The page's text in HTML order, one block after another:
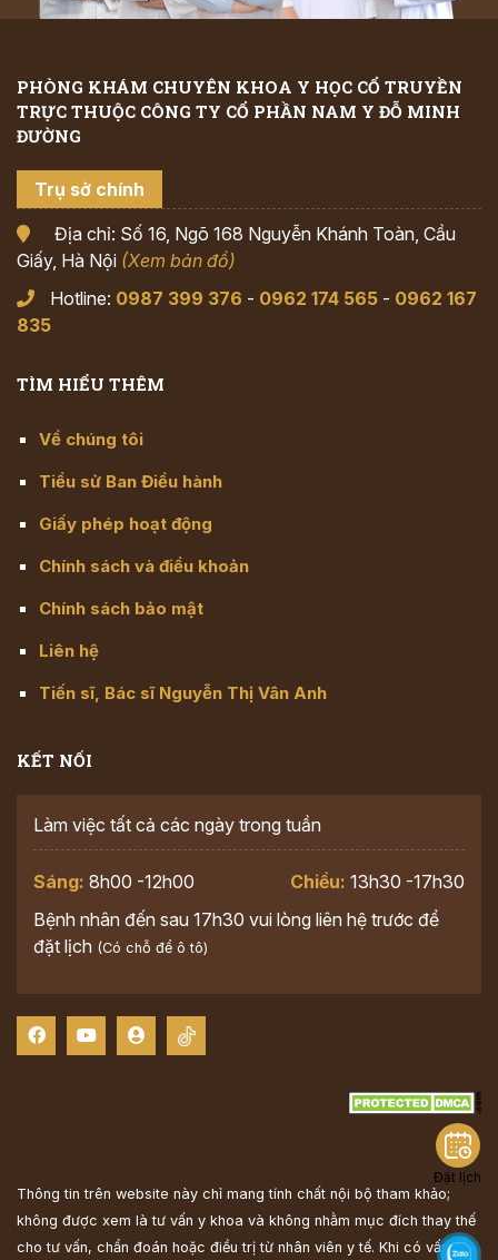
PHÒNG KHÁM CHUYÊN KHOA Y HỌC CỔ TRUYỀN
TRỰC THUỘC CÔNG TY CỔ PHẦN NAM Y ĐỖ MINH
ĐƯỜNG
Trụ sở chính
Địa chỉ: Số 16, Ngõ 168 Nguyễn Khánh Toàn, Cầu
Giấy, Hà Nội (Xem bản đồ)
Hotline: 0987 399 376 - 0962 174 565 - 0962 167
835
TÌM HIỂU THÊM
Về chúng tôi
Tiểu sử Ban Điều hành
Giấy phép hoạt động
Chính sách và điều khoản
Chính sách bảo mật
Liên hệ
Tiến sĩ, Bác sĩ Nguyễn Thị Vân Anh
KẾT NỐI
Làm việc tất cả các ngày trong tuần
Sáng: 8h00 -12h00 Chiều: 13h30 -17h30
Bệnh nhân đến sau 17h30 vui lòng liên hệ trước để
đặt lịch (Có chỗ để ô tô)
Thông tin trên website này chỉ mang tính chất nội bộ tham khảo;
không được xem là tư vấn y khoa và không nhằm mục đích thay thế
cho tư vấn, chẩn đoán hoặc điều trị từ nhân viên y tế. Khi có vấn đề
Đặt lịch